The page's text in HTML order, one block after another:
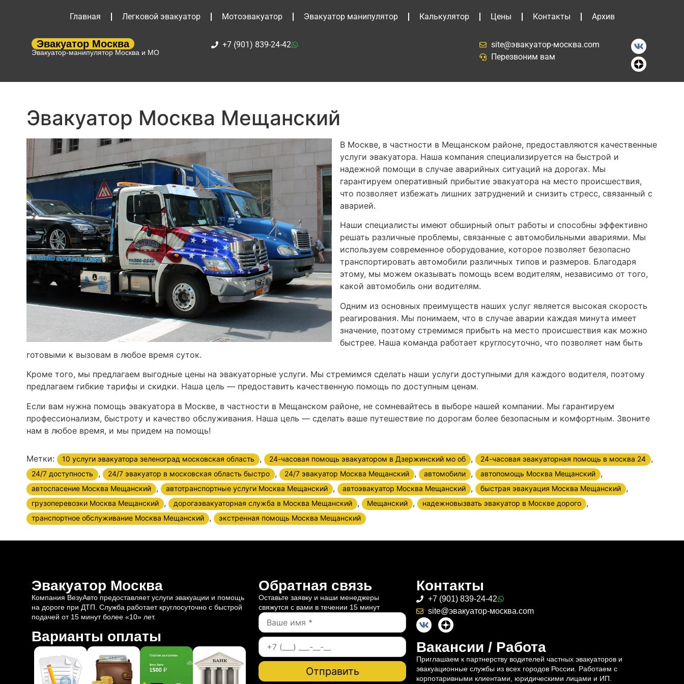
Главная Легковой эвакуатор Мотоэвакуатор Эвакуатор манипулятор Калькулятор Цены Контакты Архив
Эвакуатор Москва
Эвакуатор-манипулятор Москва и МО
+7 (901) 839-24-42
site@эвакуатор-москва.com
Перезвоним вам
Эвакуатор Москва Мещанский
В Москве, в частности в Мещанском районе, предоставляются качественные
услуги эвакуатора. Наша компания специализируется на быстрой и
надежной помощи в случае аварийных ситуаций на дорогах. Мы
гарантируем оперативный прибытие эвакуатора на место происшествия,
что позволяет избежать лишних затруднений и снизить стресс, связанный с
аварией.
Наши специалисты имеют обширный опыт работы и способны эффективно
решать различные проблемы, связанные с автомобильными авариями. Мы
используем современное оборудование, которое позволяет безопасно
транспортировать автомобили различных типов и размеров. Благодаря
этому, мы можем оказывать помощь всем водителям, независимо от того,
какой автомобиль они водителям.
Одним из основных преимуществ наших услуг является высокая скорость
реагирования. Мы понимаем, что в случае аварии каждая минута имеет
значение, поэтому стремимся прибыть на место происшествия как можно
быстрее. Наша команда работает круглосуточно, что позволяет нам быть
готовыми к вызовам в любое время суток.
Кроме того, мы предлагаем выгодные цены на эвакуаторные услуги. Мы стремимся сделать наши услуги доступными для каждого водителя, поэтому
предлагаем гибкие тарифы и скидки. Наша цель — предоставить качественную помощь по доступным ценам.
Если вам нужна помощь эвакуатора в Москве, в частности в Мещанском районе, не сомневайтесь в выборе нашей компании. Мы гарантируем
профессионализм, быстроту и качество обслуживания. Наша цель — сделать ваше путешествие по дорогам более безопасным и комфортным. Звоните
нам в любое время, и мы придем на помощь!
Метки: 10 услуги эвакуатора зеленоград московская область , 24-часовая помощь эвакуатором в Дзержинский мо об , 24-часовая эвакуаторная помощь в москва 24 ,
24/7 доступность , 24/7 эвакуатор в московская область быстро , 24/7 эвакуатор Москва Мещанский , автомобили , автопомощь Москва Мещанский ,
автоспасение Москва Мещанский , автотранспортные услуги Москва Мещанский , автоэвакуатор Москва Мещанский , быстрая эвакуация Москва Мещанский ,
грузоперевозки Москва Мещанский , дорогаэвакуаторная служба в Москва Мещанский , Мещанский , надежновызвать эвакуатор в Москве дорого ,
транспортное обслуживание Москва Мещанский , экстренная помощь Москва Мещанский
Эвакуатор Москва
Компания ВезуАвто предоставляет услуги эвакуации и помощь
на дороге при ДТП. Служба работает круглосуточно с быстрой
подачей от 15 минут более «10» лет.
Варианты оплаты
Обратная связь
Оставьте заявку и наши менеджеры
свяжутся с вами в течении 15 минут
Контакты
+7 (901) 839-24-42
site@эвакуатор-москва.com
Вакансии / Работа
Приглашаем к партнерству водителей частных эвакуаторов и
эвакуационные службы из всех городов России. Работаем с
корпотаривными клиентами, юридическими лицами и ИП.